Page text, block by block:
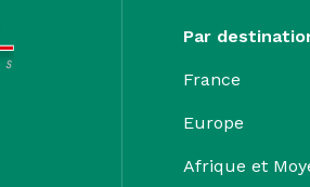
Par
France
Europe
Afrique et